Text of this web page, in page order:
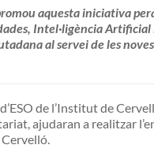
aquesta iniciativa
Intel·ligència Artificial
al servei de les
de l’Institut de
ajudaran a realitzar
Cervelló.